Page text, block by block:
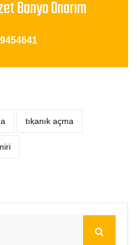
Banyo Onarım
tıkanık açma